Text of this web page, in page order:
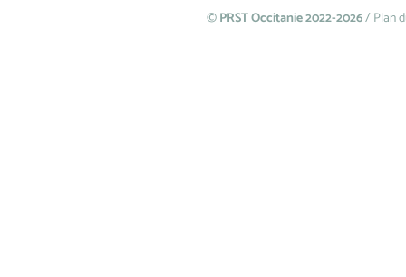
©PRST Occitanie 2022-2026/Plan